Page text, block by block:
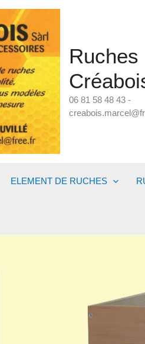
Ruches
06 81 58 48 43 -
ELEMENT DE RUCHES